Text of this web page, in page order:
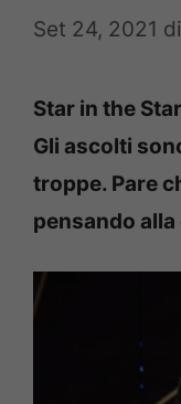
Set 24, 2021 di
Star in the
Gli ascolti
troppe. Pare
pensando